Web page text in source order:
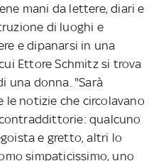
mani da lettere, diari e
di luoghi e
e dipanarsi in una
Ettore Schmitz si trova
una donna. "Sarà
notizie che circolavano
qualcuno
e gretto, altri lo
simpaticissimo, uno